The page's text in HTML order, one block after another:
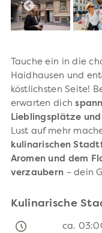
Tauche ein in die
Haidhausen und
köstlichsten Seite!
erwarten dich
Lieblingsplätze
Lust auf mehr
kulinarischen
Aromen und dem
verzaubern – dein
Kulinarische
ca.